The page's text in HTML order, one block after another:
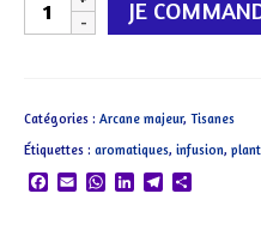
de
Force
JE
Catégories : Arcane majeur, Tisanes
Étiquettes : aromatiques, infusion,
Facebook
EmailWhatsApp
LinkedInTelegram